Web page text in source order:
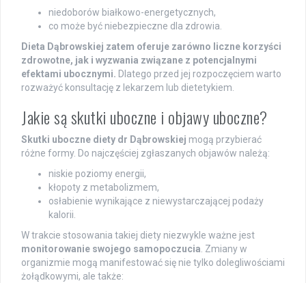
niedoborów białkowo-energetycznych,
co może być niebezpieczne dla zdrowia.
Dieta Dąbrowskiej zatem oferuje zarówno liczne korzyści
zdrowotne, jak i wyzwania związane z potencjalnymi
efektami ubocznymi. Dlatego przed jej rozpoczęciem warto
rozważyć konsultację z lekarzem lub dietetykiem.
Jakie są skutki uboczne i objawy uboczne?
Skutki uboczne diety dr Dąbrowskiej mogą przybierać
różne formy. Do najczęściej zgłaszanych objawów należą:
niskie poziomy energii,
kłopoty z metabolizmem,
osłabienie wynikające z niewystarczającej podaży
kalorii.
W trakcie stosowania takiej diety niezwykle ważne jest
monitorowanie swojego samopoczucia . Zmiany w
organizmie mogą manifestować się nie tylko dolegliwościami
żołądkowymi, ale także: